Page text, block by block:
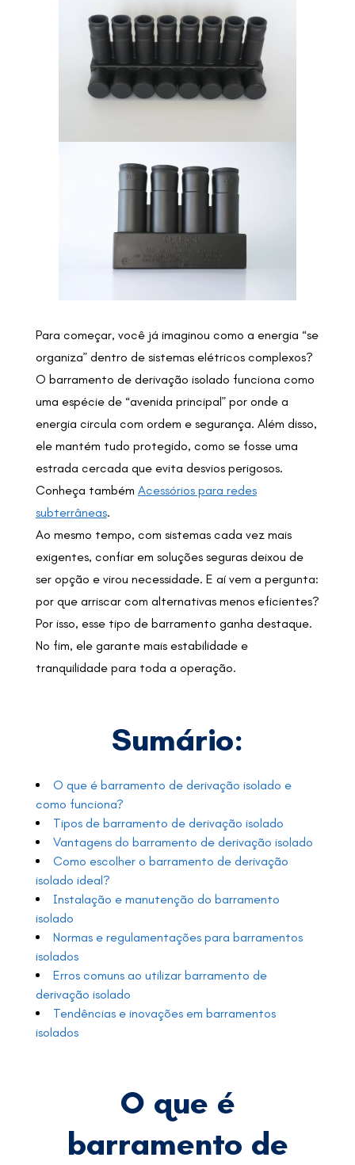
Para começar, você já imaginou como a energia “se
organiza” dentro de sistemas elétricos complexos?
O barramento de derivação isolado funciona como
uma espécie de “avenida principal” por onde a
energia circula com ordem e segurança. Além disso,
ele mantém tudo protegido, como se fosse uma
estrada cercada que evita desvios perigosos.
Conheça também Acessórios para redes
subterrâneas.
Ao mesmo tempo, com sistemas cada vez mais
exigentes, confiar em soluções seguras deixou de
ser opção e virou necessidade. E aí vem a pergunta:
por que arriscar com alternativas menos eficientes?
Por isso, esse tipo de barramento ganha destaque.
No fim, ele garante mais estabilidade e
tranquilidade para toda a operação.
Sumário:
O que é barramento de derivação isolado e
como funciona?
Tipos de barramento de derivação isolado
Vantagens do barramento de derivação isolado
Como escolher o barramento de derivação
isolado ideal?
Instalação e manutenção do barramento
isolado
Normas e regulamentações para barramentos
isolados
Erros comuns ao utilizar barramento de
derivação isolado
Tendências e inovações em barramentos
isolados
O que é
barramento de